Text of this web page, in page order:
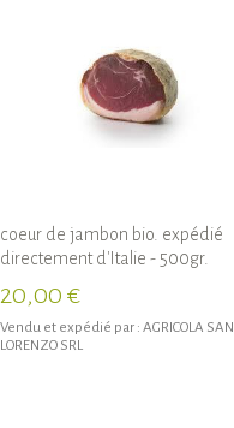
coeur de jambon bio. expédié
directement d'Italie - 500gr.
20,00 €
Vendu et expédié par : AGRICOLA SAN
LORENZO SRL